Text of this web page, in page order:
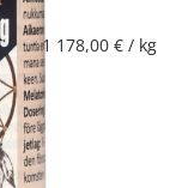
1 178,00 € / kg